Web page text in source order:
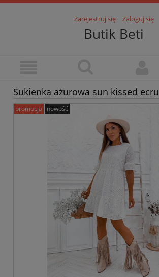
Zarejestruj się Zaloguj się
Butik Beti
Sukienka ażurowa sun kissed ecru
promocja nowość